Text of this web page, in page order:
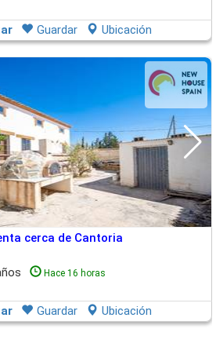
Guardar Ubicación
cerca de Cantoria
Hace 16 horas
Guardar Ubicación